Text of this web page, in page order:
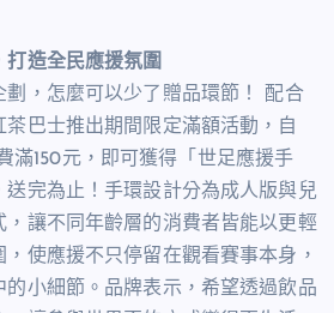
打造全民應援氛圍
劃，怎麼可以少了贈品環節！ 配合
巴士推出期間限定滿額活動，自
滿150元，即可獲得「世足應援手
送完為止！手環設計分為成人版與兒
讓不同年齡層的消費者皆能以更輕
使應援不只停留在觀看賽事本身，
小細節。品牌表示，希望透過飲品